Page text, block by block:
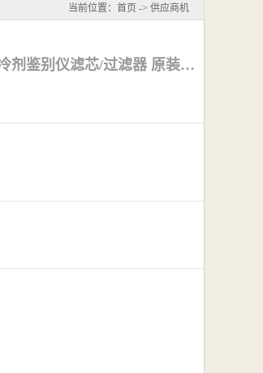
当前位置： 首页 -> 供应商机
16913美国罗宾耐尔ROBINAI16900制冷剂鉴别仪滤芯/过滤器 原装配件